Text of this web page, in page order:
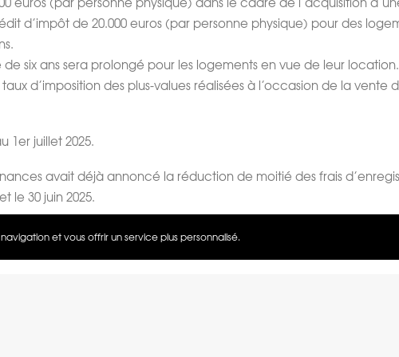
d’impôt de 20.000 euros (par personne physique) pour des
six ans sera prolongé pour les logements en vue de leur location.
d’imposition des plus-values réalisées à l’occasion de la
1er juillet 2025.
avait déjà annoncé la réduction de moitié des frais
le 30 juin 2025.
travaux du 06 décembre 2024 – Le gouvernement luxembourgeois
et vous offrir un service plus personnalisé.